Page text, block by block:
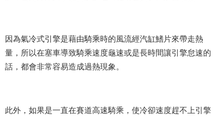
因為氣冷式引擎是藉由騎乘時的風流經汽缸鰭片來帶走熱
量，所以在塞車導致騎乘速度龜速或是長時間讓引擎怠速的
話，都會非常容易造成過熱現象。
此外，如果是一直在賽道高速騎乘，使冷卻速度趕不上引擎